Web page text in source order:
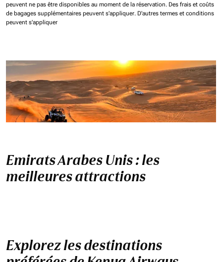
peuvent ne pas être disponibles au moment de la réservation. Des frais et coûts
de bagages supplémentaires peuvent s'appliquer. D'autres termes et conditions
peuvent s'appliquer
Emirats Arabes Unis : les
meilleures attractions
Explorez les destinations